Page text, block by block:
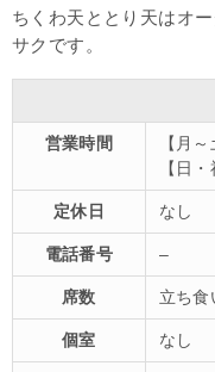
ちくわ天ととり天はオ
サクです。
営業時間
【月
【日
定休日 なし
電話番号 –
席数 立ち食
個室 なし